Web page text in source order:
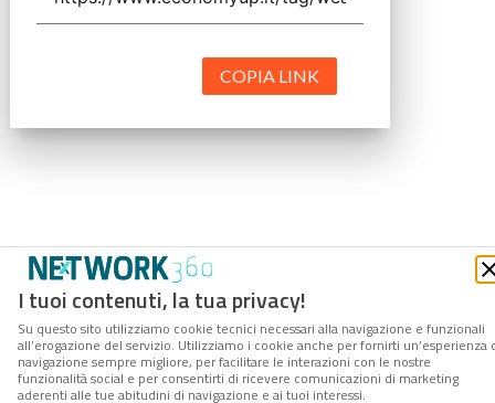
I tuoi contenuti, la tua privacy!
Su questo sito utilizziamo cookie tecnici necessari alla navigazione e funzionali
all’erogazione del servizio. Utilizziamo i cookie anche per fornirti un’esperienza
navigazione sempre migliore, per facilitare le interazioni con le nostre
funzionalità social e per consentirti di ricevere comunicazioni di marketing
aderenti alle tue abitudini di navigazione e ai tuoi interessi.
COPIA LINK